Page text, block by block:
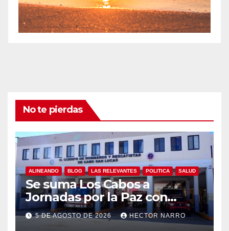
No te pierdas
ALINEANDO BLOG LAS RELEVANTES POLITICA SALUD
Se suma Los Cabos a
Jornadas por la Paz con
capacitación en primeros
auxilios para jóvenes
5 DE AGOSTO DE 2026 HECTOR NARRO